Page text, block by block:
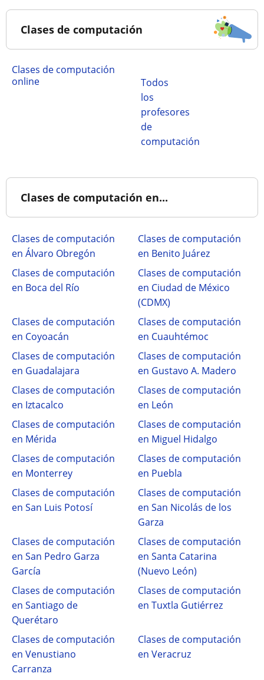
Clases de computación
Clases de computación
online
Todos
los
profesores
de
computación
Clases de computación en...
Clases de computación
en Álvaro Obregón
Clases de computación
en Benito Juárez
Clases de computación
en Boca del Río
Clases de computación
en Ciudad de México
(CDMX)
Clases de computación
en Coyoacán
Clases de computación
en Cuauhtémoc
Clases de computación
en Guadalajara
Clases de computación
en Gustavo A. Madero
Clases de computación
en Iztacalco
Clases de computación
en León
Clases de computación
en Mérida
Clases de computación
en Miguel Hidalgo
Clases de computación
en Monterrey
Clases de computación
en Puebla
Clases de computación
en San Luis Potosí
Clases de computación
en San Nicolás de los
Garza
Clases de computación
en San Pedro Garza
García
Clases de computación
en Santa Catarina
(Nuevo León)
Clases de computación
en Santiago de
Querétaro
Clases de computación
en Tuxtla Gutiérrez
Clases de computación
en Venustiano
Carranza
Clases de computación
en Veracruz